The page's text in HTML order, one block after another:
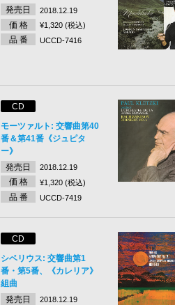
発売日
2018.12.19
価 格 ¥1,320 (税込)
品 番 UCCD-7416
CD
モーツァルト: 交響曲第40
番＆第41番《ジュピタ
ー》
発売日
2018.12.19
価 格 ¥1,320 (税込)
品 番 UCCD-7419
CD
シベリウス: 交響曲第1
番・第5番、《カレリア》
組曲
発売日
2018.12.19